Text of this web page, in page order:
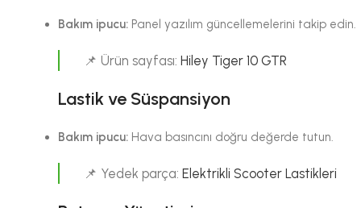
Bakım ipucu: Panel yazılım güncellemelerini takip edin.
📌 Ürün sayfası:Hiley Tiger 10 GTR
Lastik ve Süspansiyon
Bakım ipucu: Hava basıncını doğru değerde tutun.
📌 Yedek parça:Elektrikli Scooter Lastikleri